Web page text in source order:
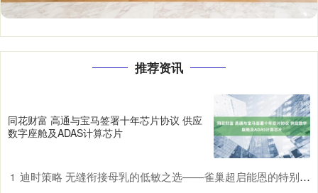
推荐资讯
同花财富 高通与宝马签署十年芯片协议 供应
数字座舱及ADAS计算芯片
1 迪时策略 无缝衔接母乳的低敏之选——雀巢超启能恩的特别优势